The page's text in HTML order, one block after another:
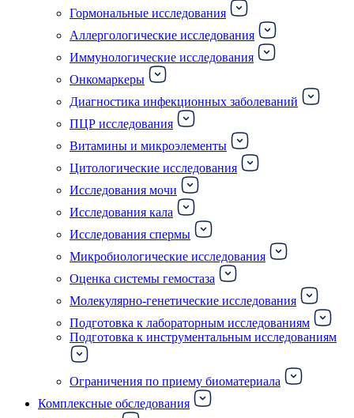
Гормональные исследования
Аллергологические исследования
Иммунологические исследования
Онкомаркеры
Диагностика инфекционных заболеваний
ПЦР исследования
Витамины и микроэлементы
Цитологические исследования
Исследования мочи
Исследования кала
Исследования спермы
Микробиологические исследования
Оценка системы гемостаза
Молекулярно-генетические исследования
Подготовка к лабораторным исследованиям
Подготовка к инструментальным исследованиям
Ограничения по приему биоматериала
Комплексные обследования